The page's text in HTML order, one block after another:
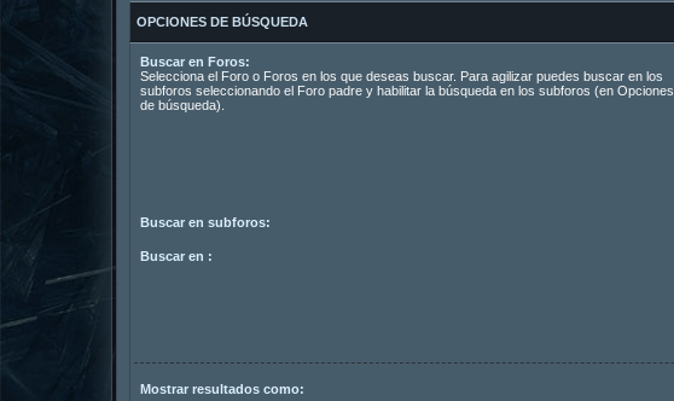
OPCIONES DE BÚSQUEDA
Buscar en Foros:
Selecciona el Foro o Foros en los que deseas buscar. Para agilizar puedes buscar en los
subforos seleccionando el Foro padre y habilitar la búsqueda en los subforos (en Opciones
de búsqueda).
Buscar en subforos:
Buscar en :
Mostrar resultados como: